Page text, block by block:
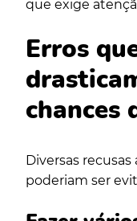
que exige
Erros
chances
Diversas
poderiam ser